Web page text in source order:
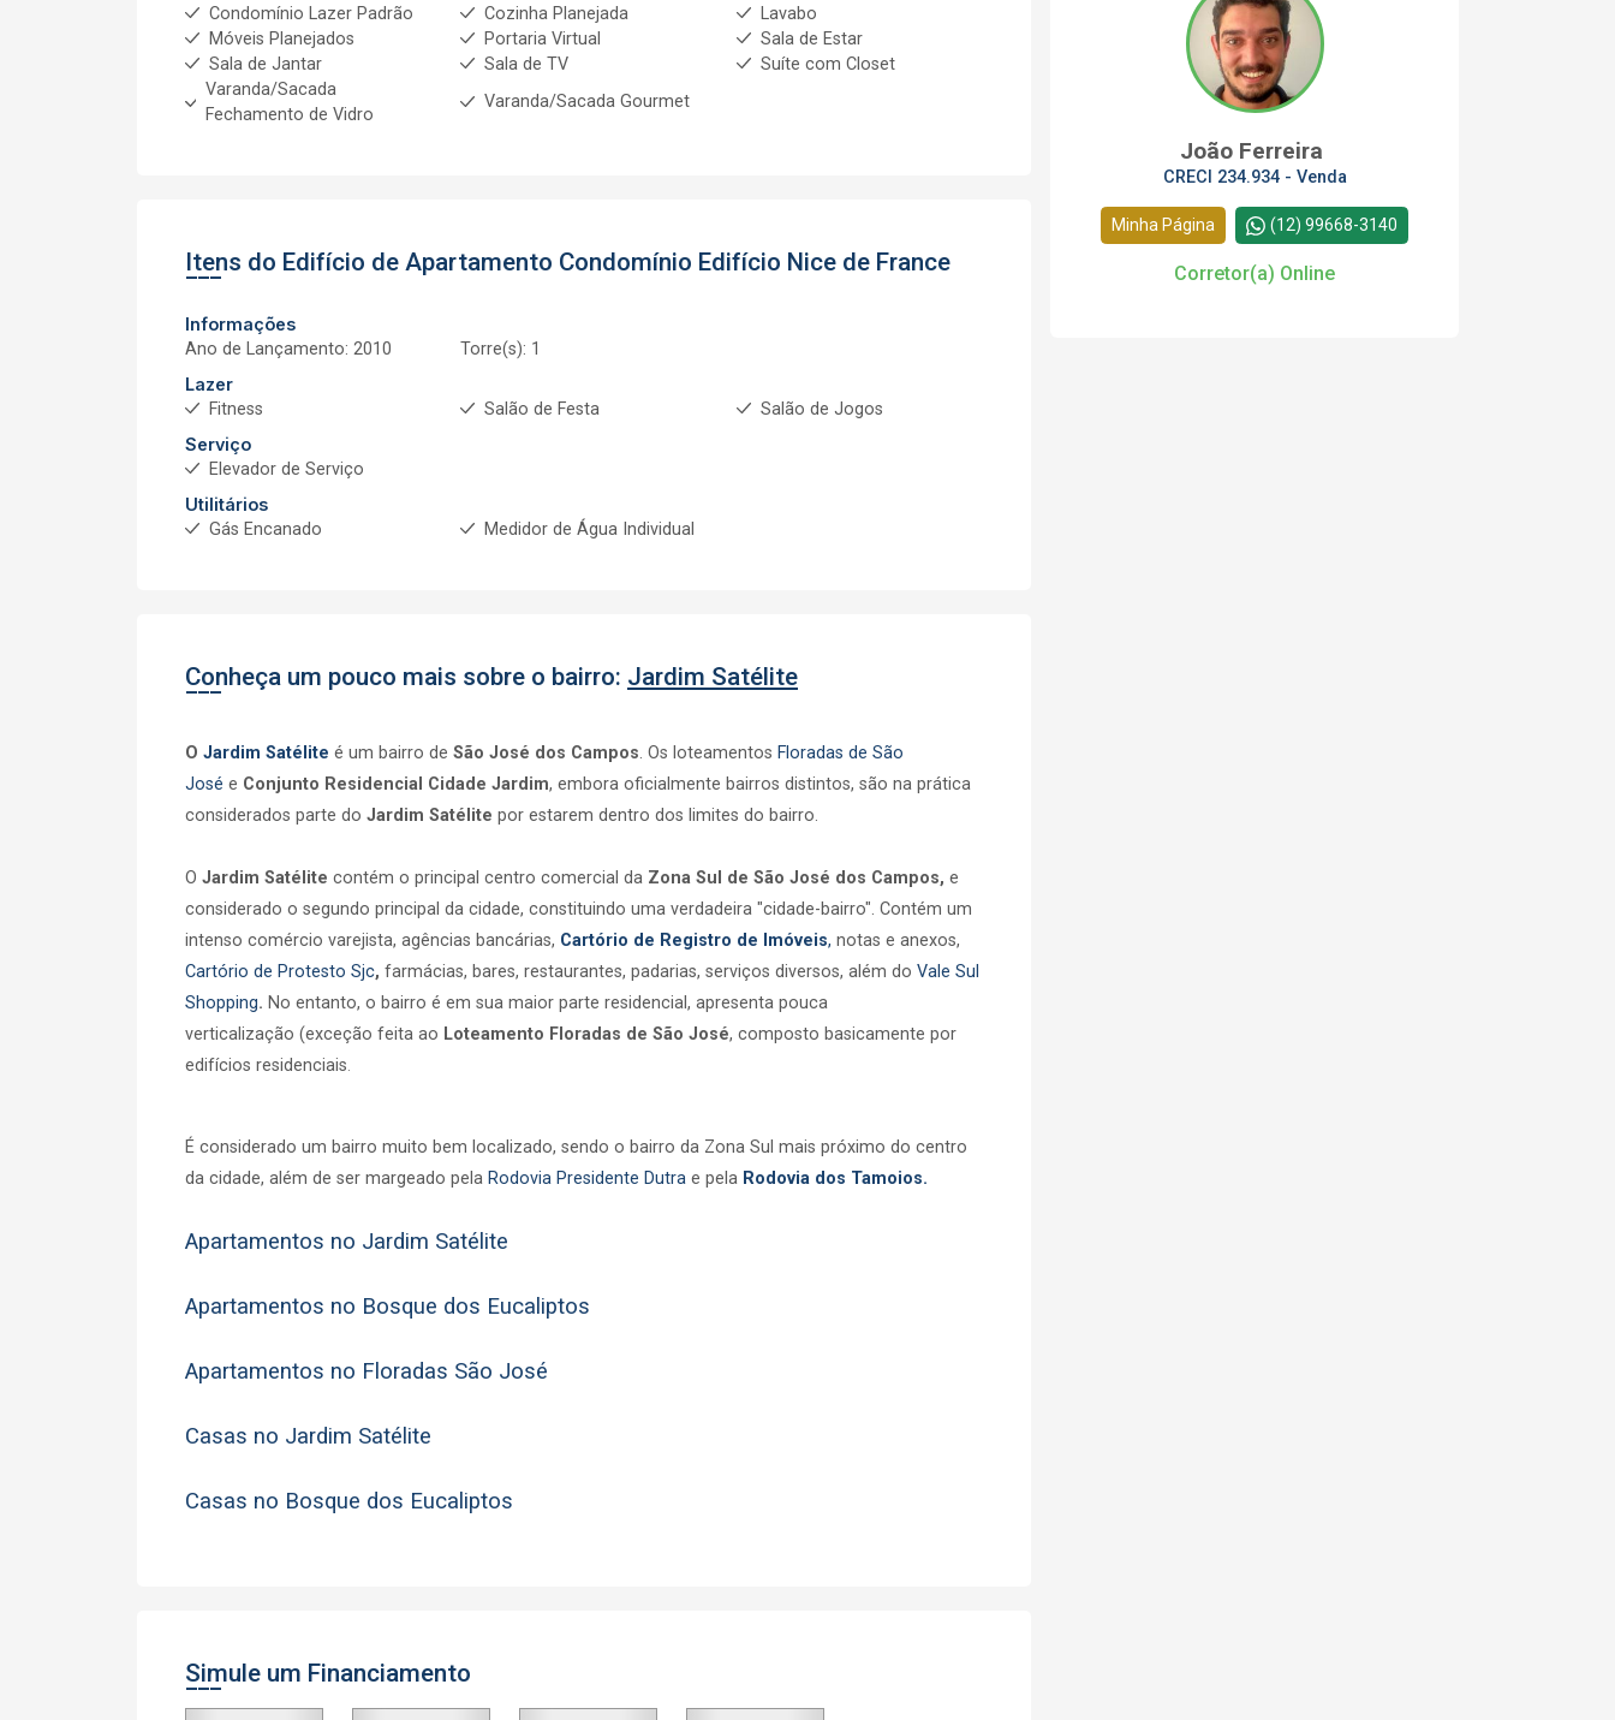
Condomínio Lazer Padrão
Cozinha Planejada
Lavabo
Móveis Planejados
Portaria Virtual
Sala de Estar
Sala de Jantar
Sala de TV
Suíte com Closet
Varanda/Sacada
Fechamento de Vidro
Varanda/Sacada Gourmet
Itens do Edifício de Apartamento Condomínio Edifício Nice de France
Informações
Ano de Lançamento: 2010
Torre(s): 1
Lazer
Fitness
Salão de Festa
Salão de Jogos
Serviço
Elevador de Serviço
Utilitários
Gás Encanado
Medidor de Água Individual
Conheça um pouco mais sobre o bairro: Jardim Satélite
O Jardim Satélite é um bairro de São José dos Campos. Os loteamentos Floradas de São
José e Conjunto Residencial Cidade Jardim, embora oficialmente bairros distintos, são na prática
considerados parte do Jardim Satélite por estarem dentro dos limites do bairro.
O Jardim Satélite contém o principal centro comercial da Zona Sul de São José dos Campos, e
considerado o segundo principal da cidade, constituindo uma verdadeira "cidade-bairro". Contém um
intenso comércio varejista, agências bancárias, Cartório de Registro de Imóveis, notas e anexos,
Cartório de Protesto Sjc, farmácias, bares, restaurantes, padarias, serviços diversos, além do Vale Sul
Shopping. No entanto, o bairro é em sua maior parte residencial, apresenta pouca
verticalização (exceção feita ao Loteamento Floradas de São José, composto basicamente por
edifícios residenciais
É considerado um bairro muito bem localizado, sendo o bairro da Zona Sul mais próximo do centro
da cidade, além de ser margeado pela Rodovia Presidente Dutra e pela Rodovia dos Tamoios.
Apartamentos no Jardim Satélite
Apartamentos no Bosque dos Eucaliptos
Apartamentos no Floradas São José
Casas no Jardim Satélite
Casas no Bosque dos Eucaliptos
Simule um Financiamento
João Ferreira
CRECI 234.934 - Venda
Minha Página (12) 99668-3140
Corretor(a) Online